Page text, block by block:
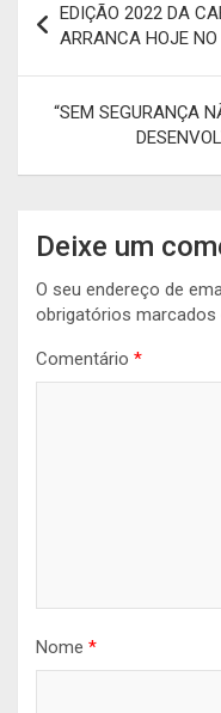
de
artigos
EDIÇÃO 2022 DA
ARRANCA HOJE NO
“SEM SEGURANÇA
Deixe um
O seu endereço de
obrigatórios marcados
Comentário *
Nome *